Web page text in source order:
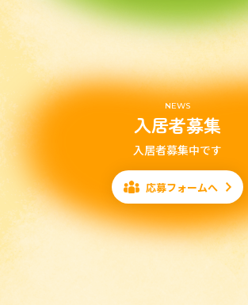
NEWS
入居者募集
入居者募集中です
応募フォームへ